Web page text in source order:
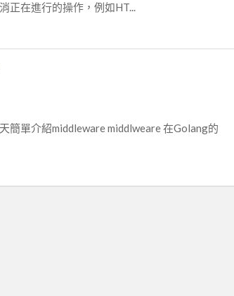
正在進行的操作，例如HT...
簡單介紹middleware middlweare 在Golang的